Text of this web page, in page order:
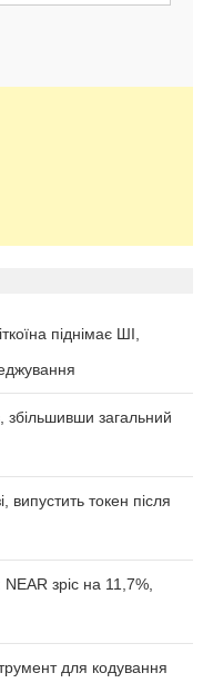
піднімає ШІ,
збільшивши загальний
випустить токен після
зріс на 11,7%,
для кодування